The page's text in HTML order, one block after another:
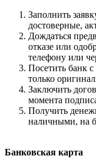
Заполнить
достоверные,
Дождаться
отказе или
телефону или
Посетить банк
только
Заключить
момента
Получить
наличными, на
Банковская карта